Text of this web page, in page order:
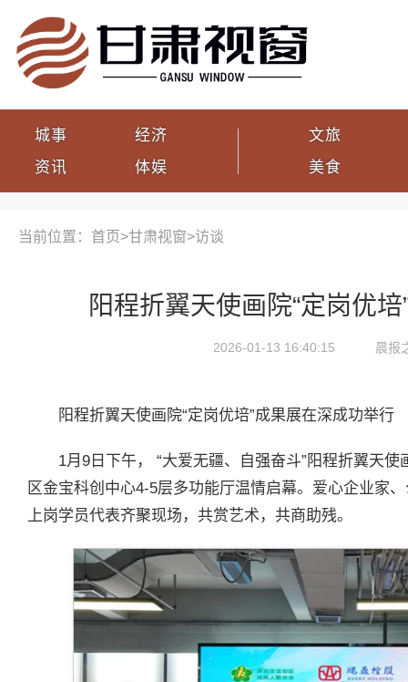
城事
资讯
经济
体娱
文旅
美食
当前位置：首页>甘肃视窗>访谈
阳程折翼天使画院“定岗优
2026-01-13 16:40:15 晨报
阳程折翼天使画院“定岗优培”成果展在深成功举行
1月9日下午， “大爱无疆、自强奋斗”阳程折翼天
区金宝科创中心4-5层多功能厅温情启幕。爱心企业家
上岗学员代表齐聚现场，共赏艺术，共商助残。